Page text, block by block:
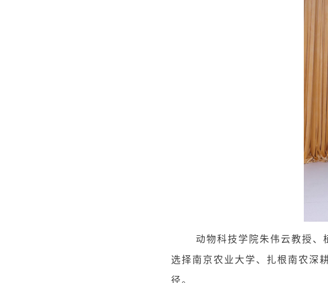
动物科技学院朱伟云教授、植
选择南京农业大学、扎根南农深
径。